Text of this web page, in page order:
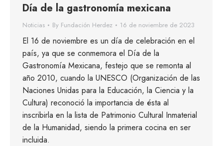
Día de la gastronomía mexicana
Noticias By Fundación Herdez 16 de noviembre de 2023
El 16 de noviembre es un día de celebración en el
país, ya que se conmemora el Día de la
Gastronomía Mexicana, festejo que se remonta al
año 2010, cuando la UNESCO (Organización de las
Naciones Unidas para la Educación, la Ciencia y la
Cultura) reconoció la importancia de ésta al
inscribirla en la lista de Patrimonio Cultural Inmaterial
de la Humanidad, siendo la primera cocina en ser
incluida.